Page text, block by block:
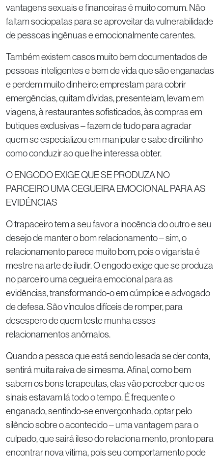
vantagens sexuais e financeiras é muito comum. Não
faltam sociopatas para se aproveitar da vulnerabilidade
de pessoas ingênuas e emocionalmente carentes.
Também existem casos muito bem documentados de
pessoas inteligentes e bem de vida que são enganadas
e perdem muito dinheiro: emprestam para cobrir
emergências, quitam dívidas, presenteiam, levam em
viagens, à restaurantes sofisticados, às compras em
butiques exclusivas – fazem de tudo para agradar
quem se especializou em manipular e sabe direitinho
como conduzir ao que lhe interessa obter.
O ENGODO EXIGE QUE SE PRODUZA NO
PARCEIRO UMA CEGUEIRA EMOCIONAL PARA AS
EVIDÊNCIAS
O trapaceiro tem a seu favor a inocência do outro e seu
desejo de manter o bom relacionamento – sim, o
relacionamento parece muito bom, pois o vigarista é
mestre na arte de iludir. O engodo exige que se produza
no parceiro uma cegueira emocional para as
evidências, transformando-o em cúmplice e advogado
de defesa. São vínculos difíceis de romper, para
desespero de quem teste munha esses
relacionamentos anômalos.
Quando a pessoa que está sendo lesada se der conta,
sentirá muita raiva de si mesma. Afinal, como bem
sabem os bons terapeutas, elas vão perceber que os
sinais estavam lá todo o tempo. É frequente o
enganado, sentindo-se envergonhado, optar pelo
silêncio sobre o acontecido – uma vantagem para o
culpado, que sairá ileso do relaciona mento, pronto para
encontrar nova vítima, pois seu comportamento pode